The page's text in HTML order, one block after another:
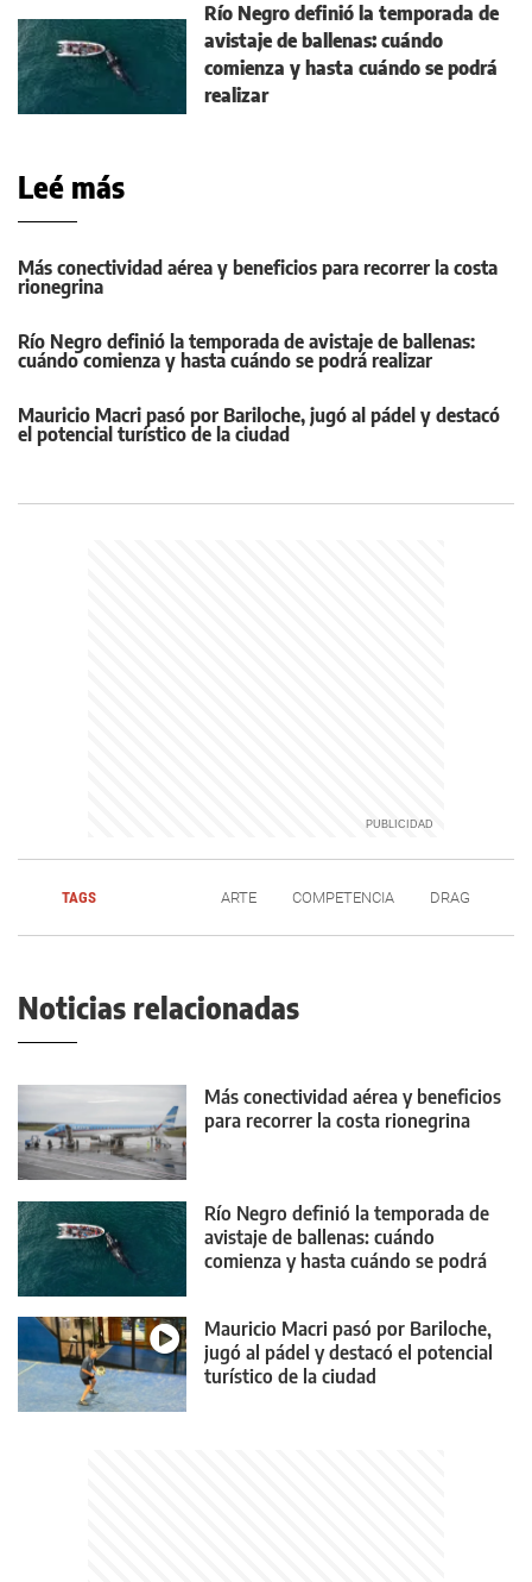
Río Negro definió la temporada de
avistaje de ballenas: cuándo
comienza y hasta cuándo se podrá
realizar
Leé más
Más conectividad aérea y beneficios para recorrer la costa
rionegrina
Río Negro definió la temporada de avistaje de ballenas:
cuándo comienza y hasta cuándo se podrá realizar
Mauricio Macri pasó por Bariloche, jugó al pádel y destacó
el potencial turístico de la ciudad
TAGS ARTE COMPETENCIA DRAG
Noticias relacionadas
Más conectividad aérea y beneficios
para recorrer la costa rionegrina
Río Negro definió la temporada de
avistaje de ballenas: cuándo
comienza y hasta cuándo se podrá
Mauricio Macri pasó por Bariloche,
jugó al pádel y destacó el potencial
turístico de la ciudad